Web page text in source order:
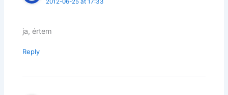
2012-06-25 at 17:33
ja, értem
Reply